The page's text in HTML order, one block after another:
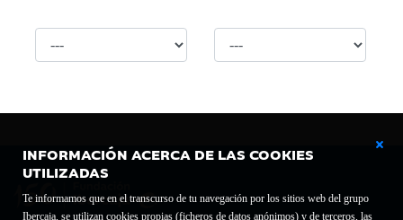
INFORMACIÓN ACERCA DE LAS COOKIES
UTILIZADAS
Te informamos que en el transcurso de tu navegación por los sitios web del grupo
Ibercaja, se utilizan cookies propias (ficheros de datos anónimos) y de terceros, las